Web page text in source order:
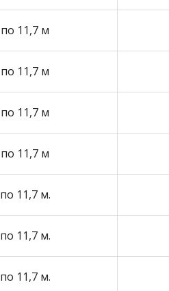
по 11,7 м
по 11,7 м
по 11,7 м
по 11,7 м
по 11,7 м.
по 11,7 м.
по 11,7 м.